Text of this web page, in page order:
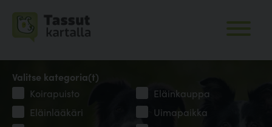
Valitse kategoria(t)
Koirapuisto
Eläinkauppa
Eläinlääkäri
Uimapaikka